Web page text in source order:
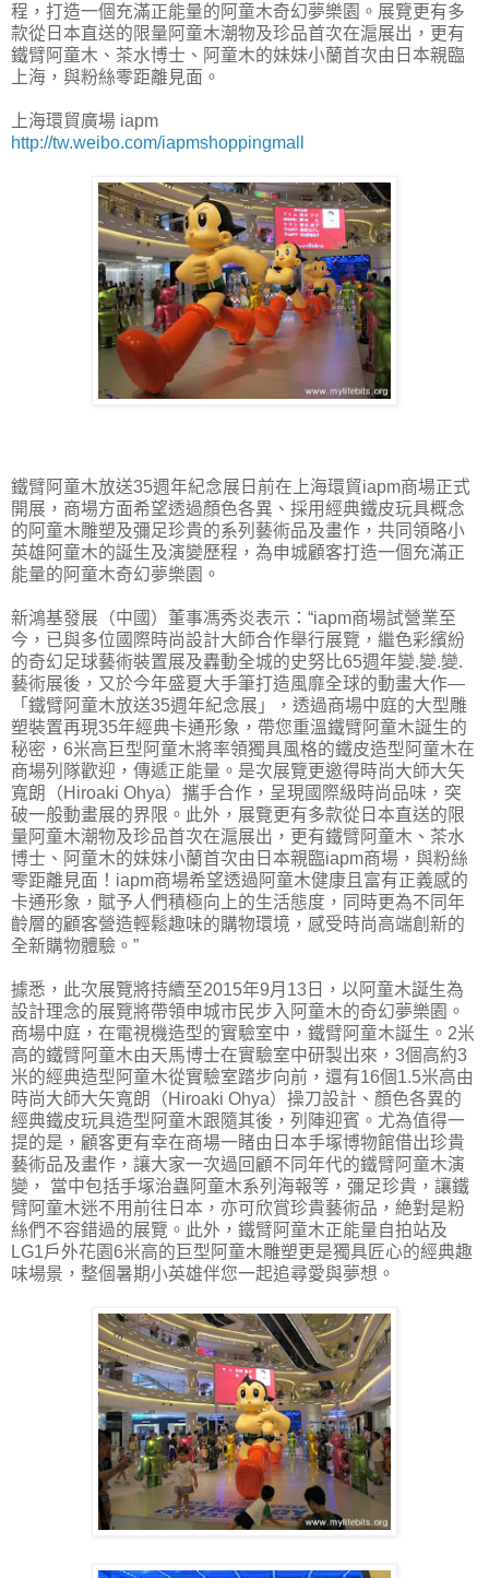
程，打造一個充滿正能量的阿童木奇幻夢樂園。展覽更有多
款從日本直送的限量阿童木潮物及珍品首次在滬展出，更有
鐵臂阿童木、茶水博士、阿童木的妹妹小蘭首次由日本親臨
上海，與粉絲零距離見面。
上海環貿廣場 iapm
http://tw.weibo.com/iapmshoppingmall
鐵臂阿童木放送35週年紀念展日前在上海環貿iapm商場正式
開展，商場方面希望透過顏色各異、採用經典鐵皮玩具概念
的阿童木雕塑及彌足珍貴的系列藝術品及畫作，共同領略小
英雄阿童木的誕生及演變歷程，為申城顧客打造一個充滿正
能量的阿童木奇幻夢樂園。
新鴻基發展（中國）董事馮秀炎表示：“iapm商場試營業至
今，已與多位國際時尚設計大師合作舉行展覽，繼色彩繽紛
的奇幻足球藝術裝置展及轟動全城的史努比65週年變.變.變.
藝術展後，又於今年盛夏大手筆打造風靡全球的動畫大作—
「鐵臂阿童木放送35週年紀念展」，透過商場中庭的大型雕
塑裝置再現35年經典卡通形象，帶您重溫鐵臂阿童木誕生的
秘密，6米高巨型阿童木將率領獨具風格的鐵皮造型阿童木在
商場列隊歡迎，傳遞正能量。是次展覽更邀得時尚大師大矢
寬朗（Hiroaki Ohya）攜手合作，呈現國際級時尚品味，突
破一般動畫展的界限。此外，展覽更有多款從日本直送的限
量阿童木潮物及珍品首次在滬展出，更有鐵臂阿童木、茶水
博士、阿童木的妹妹小蘭首次由日本親臨iapm商場，與粉絲
零距離見面！iapm商場希望透過阿童木健康且富有正義感的
卡通形象，賦予人們積極向上的生活態度，同時更為不同年
齡層的顧客營造輕鬆趣味的購物環境，感受時尚高端創新的
全新購物體驗。”
據悉，此次展覽將持續至2015年9月13日，以阿童木誕生為
設計理念的展覽將帶領申城市民步入阿童木的奇幻夢樂園。
商場中庭，在電視機造型的實驗室中，鐵臂阿童木誕生。2米
高的鐵臂阿童木由天馬博士在實驗室中研製出來，3個高約3
米的經典造型阿童木從實驗室踏步向前，還有16個1.5米高由
時尚大師大矢寬朗（Hiroaki Ohya）操刀設計、顏色各異的
經典鐵皮玩具造型阿童木跟隨其後，列陣迎賓。尤為值得一
提的是，顧客更有幸在商場一睹由日本手塚博物館借出珍貴
藝術品及畫作，讓大家一次過回顧不同年代的鐵臂阿童木演
變， 當中包括手塚治蟲阿童木系列海報等，彌足珍貴，讓鐵
臂阿童木迷不用前往日本，亦可欣賞珍貴藝術品，絶對是粉
絲們不容錯過的展覽。此外，鐵臂阿童木正能量自拍站及
LG1戶外花園6米高的巨型阿童木雕塑更是獨具匠心的經典趣
味場景，整個暑期小英雄伴您一起追尋愛與夢想。